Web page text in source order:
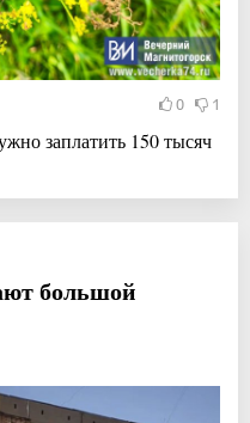
0 1
заплатить 150 тысяч
большой